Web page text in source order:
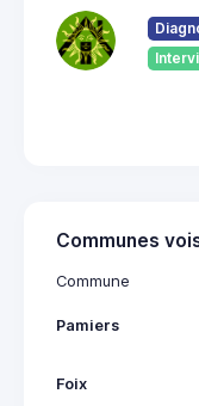
Communes
Commune
Pamiers
Foix